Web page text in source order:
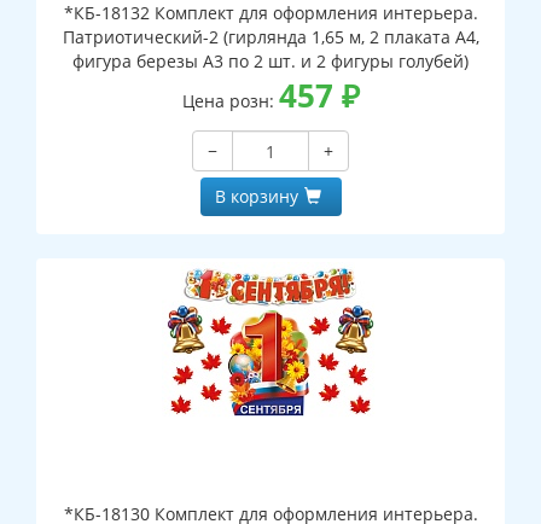
*КБ-18132 Комплект для оформления интерьера.
Патриотический-2 (гирлянда 1,65 м, 2 плаката А4,
фигура березы А3 по 2 шт. и 2 фигуры голубей)
Цена розн: 457 ₽
−
+
В корзину
*КБ-18130 Комплект для оформления интерьера.